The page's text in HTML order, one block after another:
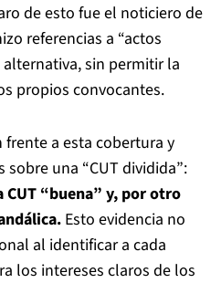
de esto fue el noticiero de
referencias a “actos
sin permitir la
propios convocantes.
a esta cobertura y
una “CUT dividida”:
“buena” y, por otro
Esto evidencia no
al identificar a cada
los intereses claros de los